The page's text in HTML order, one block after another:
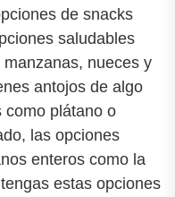
de snacks
saludables
nueces y
antojos de algo
como plátano o
las opciones
enteros como la
estas opciones